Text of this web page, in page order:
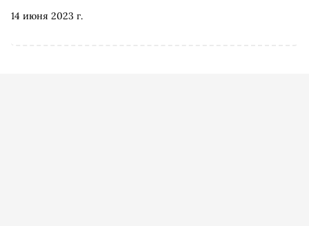
14 июня 2023 г.
впервые назвал звезд, которые примут участие во